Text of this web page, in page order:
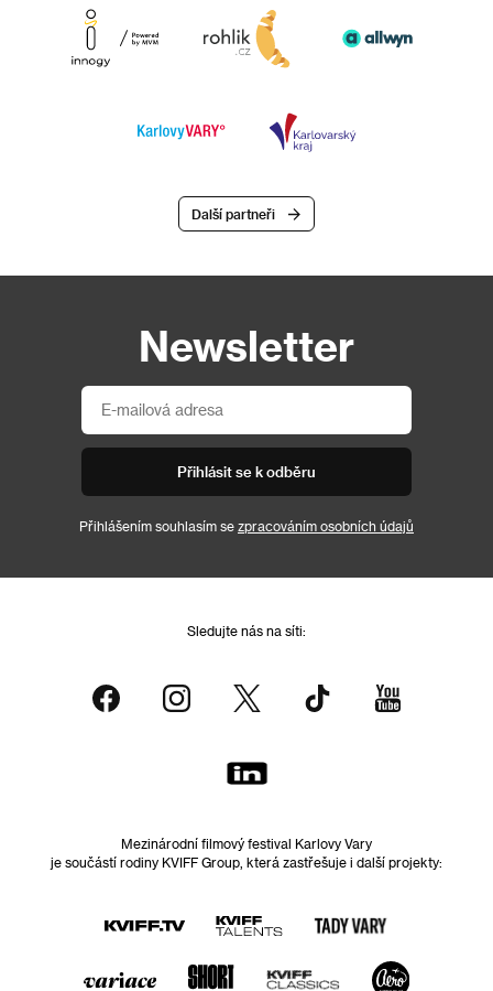
Další partneři
Newsletter
Přihlásit se k odběru
Přihlášením souhlasím se zpracováním osobních údajů
Sledujte nás na síti:
Mezinárodní filmový festival Karlovy Vary
je součástí rodiny KVIFF Group, která zastřešuje i další projekty: